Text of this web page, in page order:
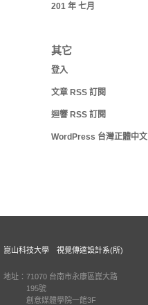
201 年 七月
其它
登入
文章 RSS 訂閱
迴響 RSS 訂閱
WordPress 台灣正體中文
崑山科技大學 視覺傳達設計系(所)
地址：71070 台南市永康區崑大路
195號
創意媒體學院一館3F